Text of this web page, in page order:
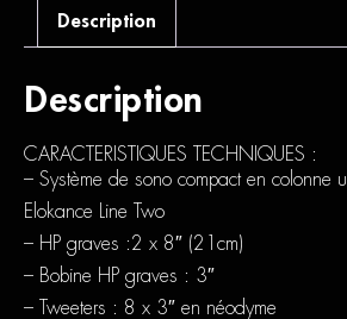
Description
Description
CARACTERISTIQUES TECHNIQUES :
– Système de sono compact en colonne
Elokance Line Two
– HP graves :2 x 8″ (21cm)
– Bobine HP graves : 3″
– Tweeters : 8 x 3″ en néodyme